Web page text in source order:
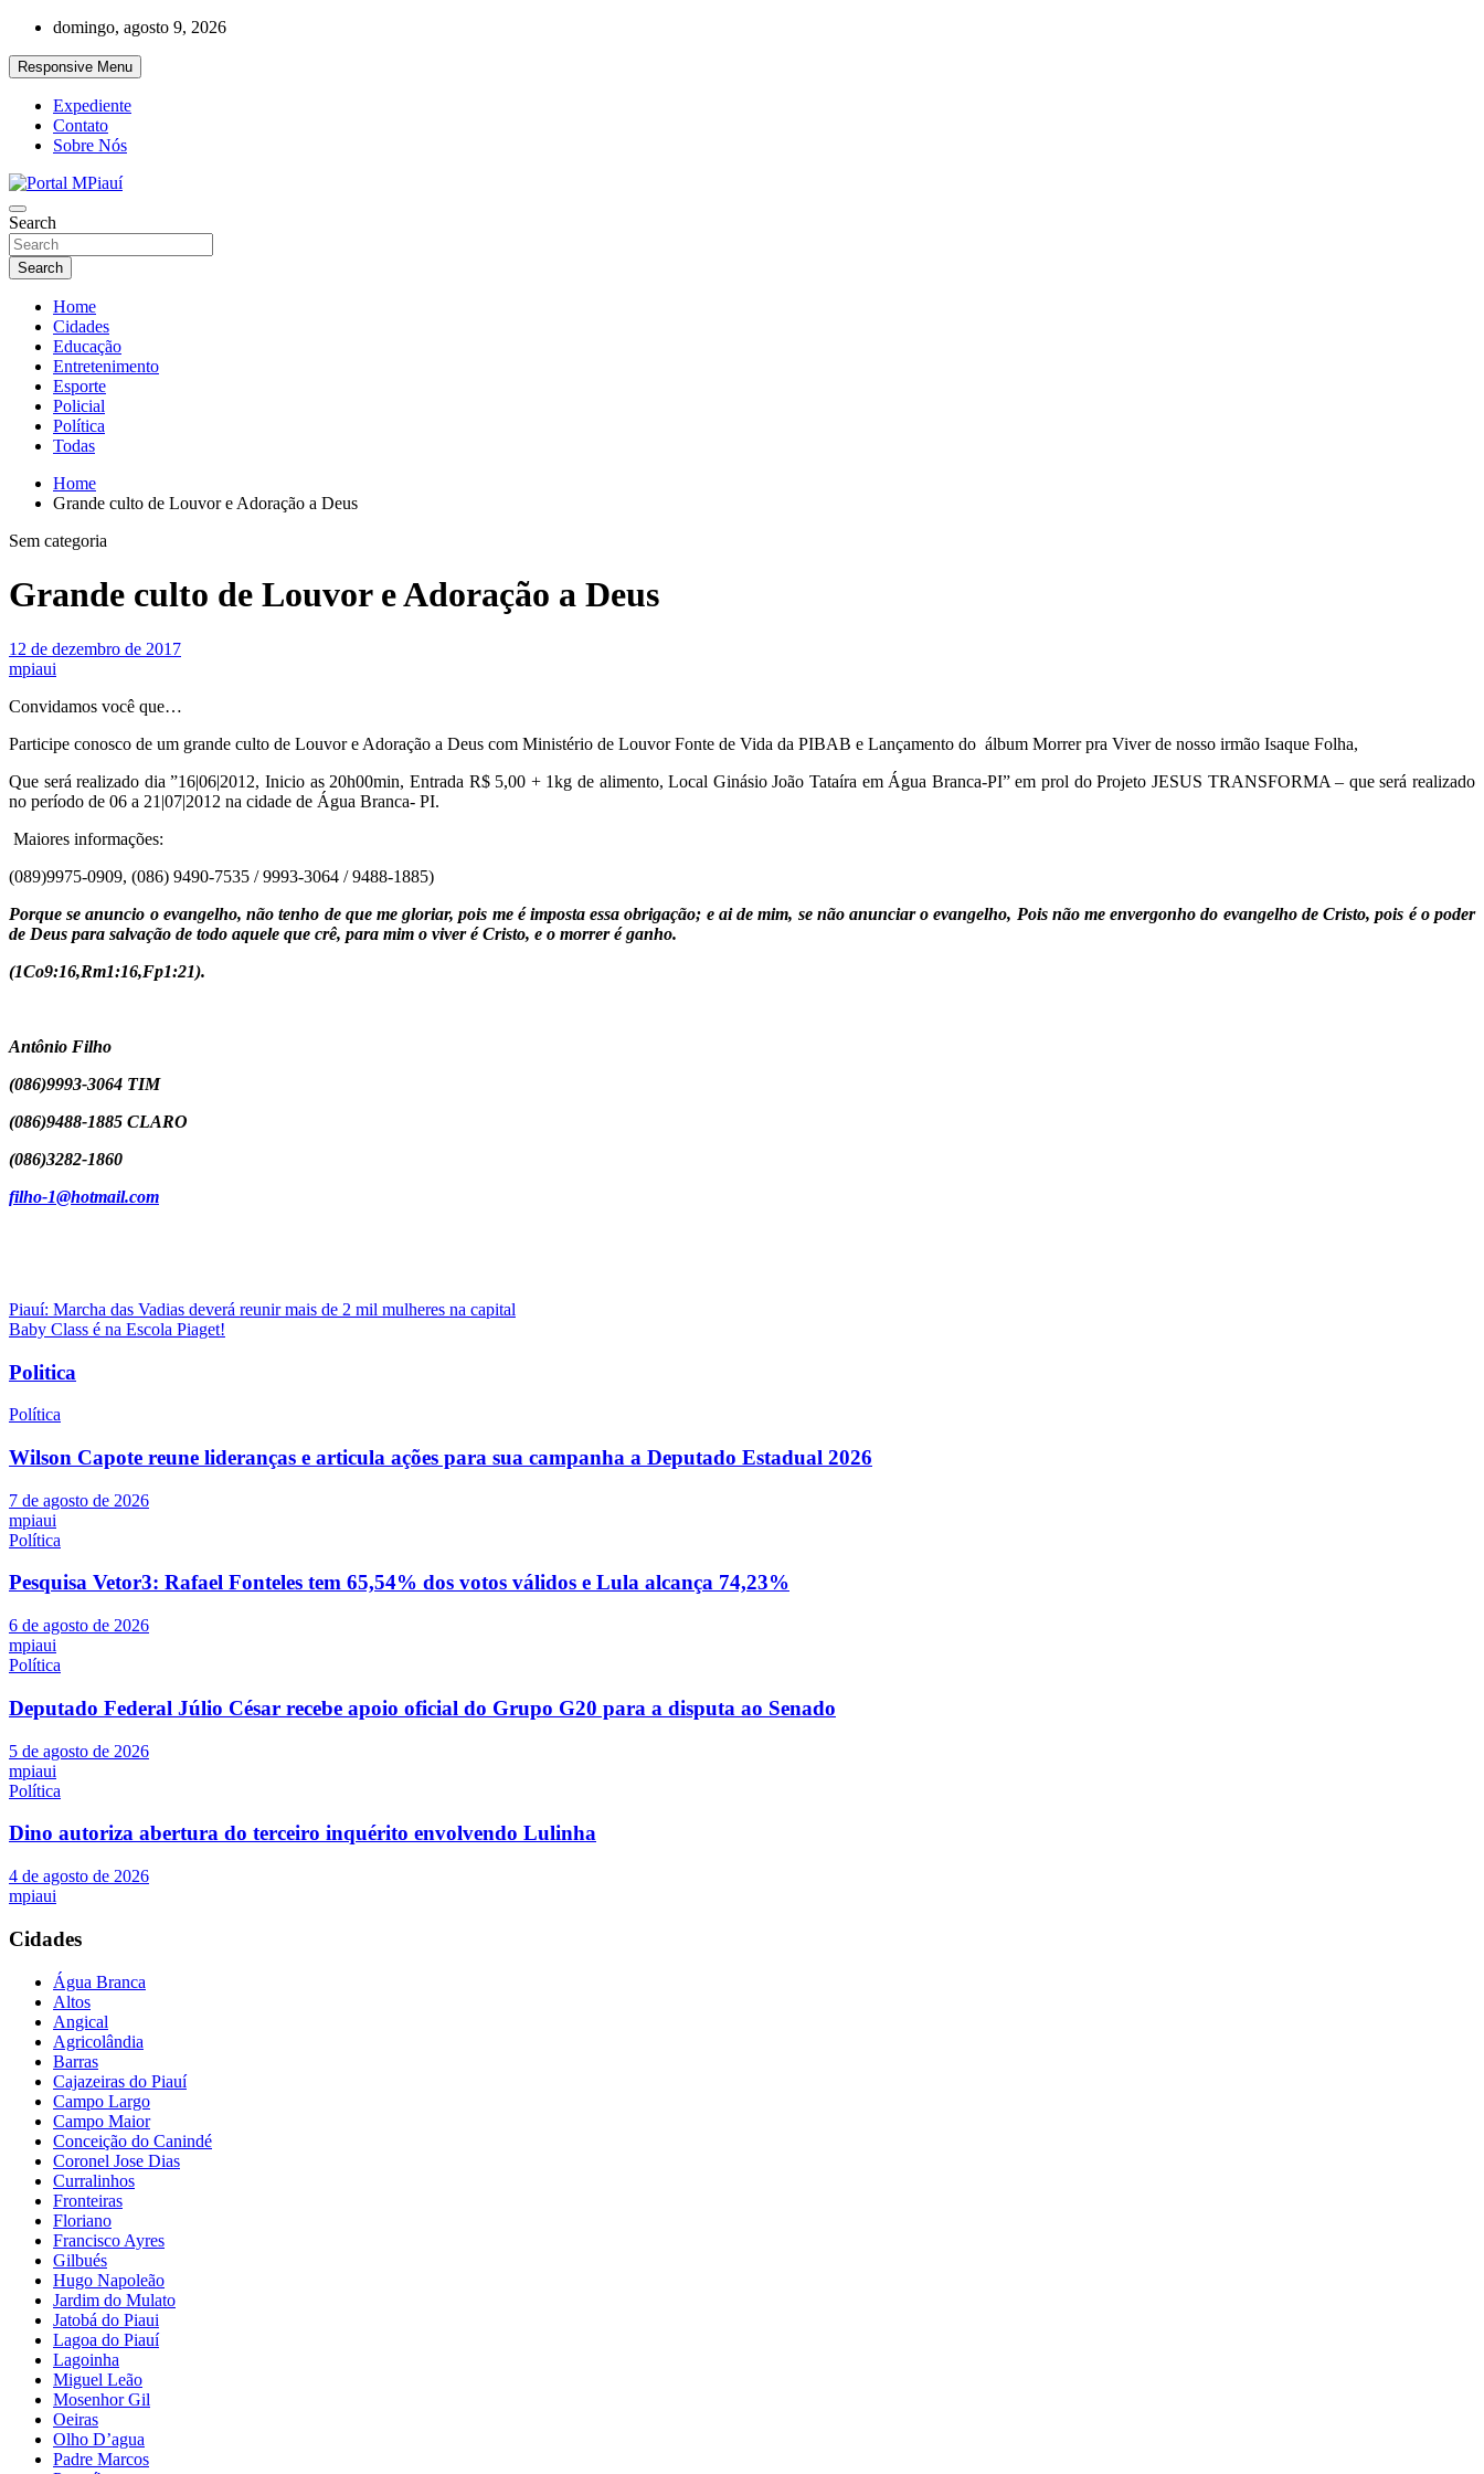
Skip
content
domingo, agosto 9, 2026
Responsive Menu
Expediente
Contato
Sobre Nós
Portal MPiauí
Notícias do Piauí – Teresina – Água Branca e todo Médio Parnaíba
Search
Search
Home
Cidades
Educação
Entretenimento
Esporte
Policial
Política
Todas
Home
Grande culto de Louvor e Adoração a Deus
Sem categoria
Grande culto de Louvor e Adoração a Deus
12 de dezembro de 2017
mpiaui
Convidamos você que…
Participe conosco de um grande culto de Louvor e Adoração a Deus com Ministério de Louvor Fonte de Vida da PIBAB e Lançamento do álbum Morrer pra Viver de nosso irmão Isaque Folha,
Que será realizado dia ”16|06|2012, Inicio as 20h00min, Entrada R$ 5,00 + 1kg de alimento, Local Ginásio João Tataíra em Água Branca-PI” em prol do Projeto JESUS TRANSFORMA – que será realizado
no período de 06 a 21|07|2012 na cidade de Água Branca- PI.
Maiores informações:
(089)9975-0909, (086) 9490-7535 / 9993-3064 / 9488-1885)
Porque se anuncio o evangelho, não tenho de que me gloriar, pois me é imposta essa obrigação; e ai de mim, se não anunciar o evangelho, Pois não me envergonho do evangelho de Cristo, pois é o poder
de Deus para salvação de todo aquele que crê, para mim o viver é Cristo, e o morrer é ganho.
(1Co9:16,Rm1:16,Fp1:21).
Antônio Filho
(086)9993-3064 TIM
(086)9488-1885 CLARO
(086)3282-1860
filho-1@hotmail.com
Navegação
de
Post
Piauí: Marcha das Vadias deverá reunir mais de 2 mil mulheres na capital
Baby Class é na Escola Piaget!
Politica
Política
Wilson Capote reune lideranças e articula ações para sua campanha a Deputado Estadual 2026
7 de agosto de 2026
mpiaui
Política
Pesquisa Vetor3: Rafael Fonteles tem 65,54% dos votos válidos e Lula alcança 74,23%
6 de agosto de 2026
mpiaui
Política
Deputado Federal Júlio César recebe apoio oficial do Grupo G20 para a disputa ao Senado
5 de agosto de 2026
mpiaui
Política
Dino autoriza abertura do terceiro inquérito envolvendo Lulinha
4 de agosto de 2026
mpiaui
Cidades
Água Branca
Altos
Angical
Agricolândia
Barras
Cajazeiras do Piauí
Campo Largo
Campo Maior
Conceição do Canindé
Coronel Jose Dias
Curralinhos
Fronteiras
Floriano
Francisco Ayres
Gilbués
Hugo Napoleão
Jardim do Mulato
Jatobá do Piaui
Lagoa do Piauí
Lagoinha
Miguel Leão
Mosenhor Gil
Oeiras
Olho D’agua
Padre Marcos